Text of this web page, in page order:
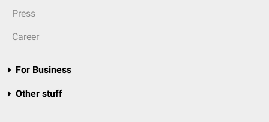
Press
Career
For Business
Other stuff